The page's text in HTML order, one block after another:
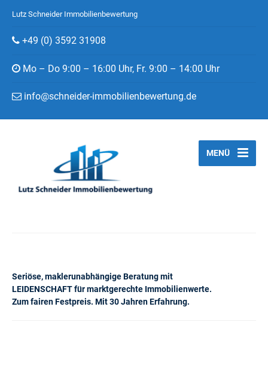
Lutz Schneider Immobilienbewertung
+49 (0) 3592 31908
Mo – Do 9:00 – 16:00 Uhr, Fr. 9:00 – 14:00 Uhr
info@schneider-immobilienbewertung.de
Seriöse, maklerunabhängige Beratung mit
LEIDENSCHAFT für marktgerechte Immobilienwerte.
Zum fairen Festpreis. Mit 30 Jahren Erfahrung.
MENÜ